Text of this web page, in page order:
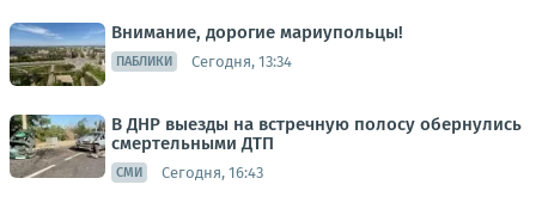
Внимание, дорогие мариупольцы!
ПАБЛИКИ Сегодня, 13:34
В ДНР выезды на встречную полосу обернулись
смертельными ДТП
СМИ Сегодня, 16:43